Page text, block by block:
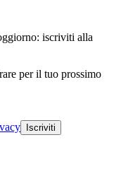
iscriviti alla
per il tuo prossimo
Iscriviti